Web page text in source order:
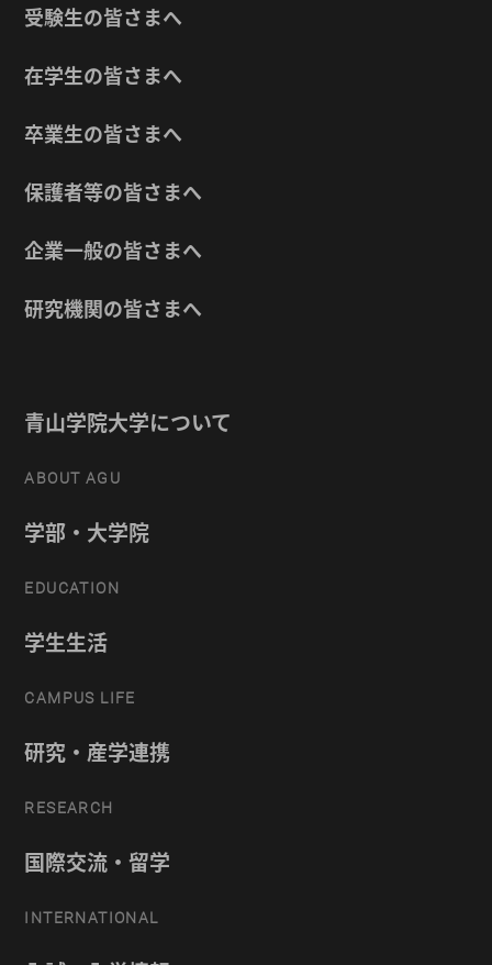
受験生の皆さまへ
在学生の皆さまへ
卒業生の皆さまへ
保護者等の皆さまへ
企業一般の皆さまへ
研究機関の皆さまへ
青山学院大学について
ABOUT AGU
学部・大学院
EDUCATION
学生生活
CAMPUS LIFE
研究・産学連携
RESEARCH
国際交流・留学
INTERNATIONAL